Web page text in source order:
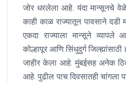
जोर धरलेला आहे. यंदा मान्सूनचे
काही काळ राज्यातून पावसाने दडी
एकदा राज्याला मान्सूने व्यापले
कोल्हापूर आणि सिंधुदुर्ग
जाहीर केला आहे. मुंबईसह अनेक
आहे. पुढील पाच दिवसातही चांगला